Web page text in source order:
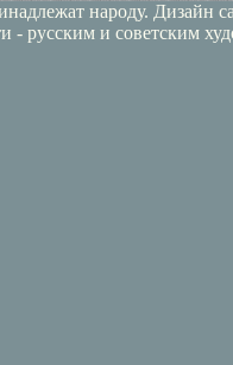
народу. Дизайн
- русским и советским